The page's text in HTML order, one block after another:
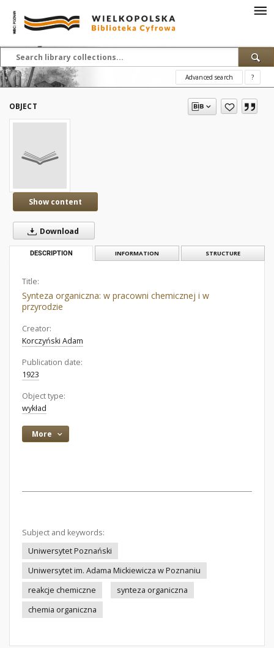
Advanced search ?
OBJECT
Show content
Download
DESCRIPTION INFORMATION STRUCTURE
Title:
Synteza organiczna: w pracowni chemicznej i w
przyrodzie
Creator:
Korczyński Adam
Publication date:
1923
Object type:
wykład
More
Subject and keywords:
Uniwersytet Poznański
Uniwersytet im. Adama Mickiewicza w Poznaniu
reakcje chemiczne
synteza organiczna
chemia organiczna